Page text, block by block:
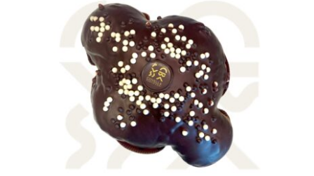
AGGIUNGI AL CARRELLO
/
DETTAGLI